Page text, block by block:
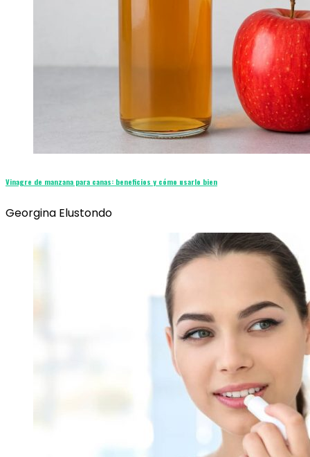
Vinagre de manzana para canas: beneficios y cómo usarlo bien
Georgina Elustondo